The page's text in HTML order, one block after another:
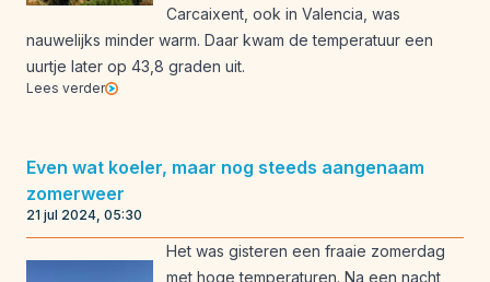
Carcaixent, ook in Valencia, was
nauwelijks minder warm. Daar kwam de temperatuur een
uurtje later op 43,8 graden uit.
Lees verder
Even wat koeler, maar nog steeds aangenaam
zomerweer
21 jul 2024, 05:30
Het was gisteren een fraaie zomerdag
met hoge temperaturen. Na een nacht,